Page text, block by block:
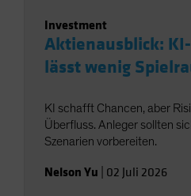
Investment
Aktienausblick:
lässt wenig
KI schafft Chancen, aber
Überfluss. Anleger sollten
Szenarien vorbereiten.
Nelson Yu 02 Juli 2026